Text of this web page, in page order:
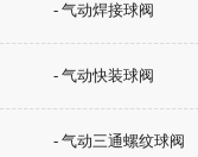
- 气动焊接球阀
- 气动快装球阀
- 气动三通螺纹球阀